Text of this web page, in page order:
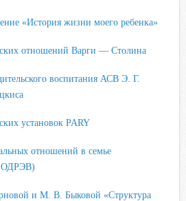
«История жизни моего ребенка»
отношений Варги — Столина
воспитания АСВ Э. Г.
установок PARY
отношений в семье
ОДРЭВ)
и М. В. Быковой «Структура